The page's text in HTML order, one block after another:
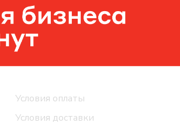
Условия оплаты
Условия доставки